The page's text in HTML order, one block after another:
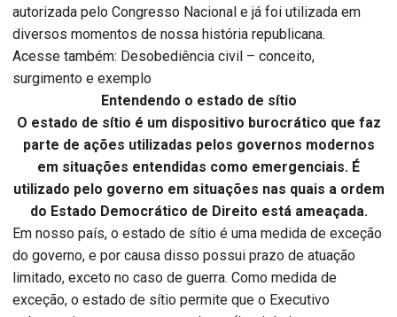
autorizada pelo Congresso Nacional e já foi utilizada em
diversos momentos de nossa história republicana.
Acesse também: Desobediência civil – conceito,
surgimento e exemplo
Entendendo o estado de sítio
O estado de sítio é um dispositivo burocrático que faz
parte de ações utilizadas pelos governos modernos
em situações entendidas como emergenciais. É
utilizado pelo governo em situações nas quais a ordem
do Estado Democrático de Direito está ameaçada.
Em nosso país, o estado de sítio é uma medida de exceção
do governo, e por causa disso possui prazo de atuação
limitado, exceto no caso de guerra. Como medida de
exceção, o estado de sítio permite que o Executivo